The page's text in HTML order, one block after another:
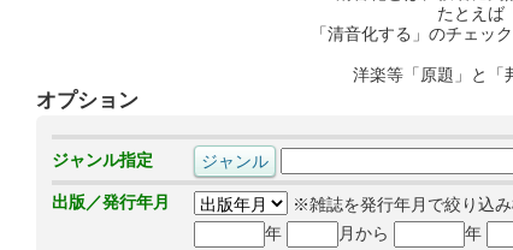
たとえば
「清音化する」のチェッ
洋楽等「原題」と「
オプション
ジャンル指定
出版／発行年月
※雑誌を発行年月で絞り込
年
月から 年